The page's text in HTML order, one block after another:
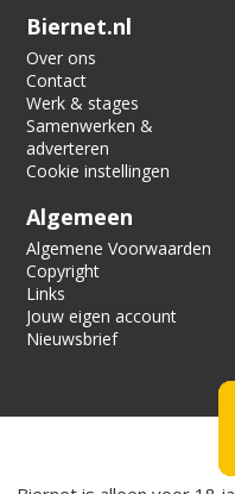
Verification code:
Biernet.nl
Over ons
Contact
Werk & stages
Samenwerken &
adverteren
Cookie instellingen
Algemeen
Algemene Voorwaarden
Copyright
Links
Jouw eigen account
Nieuwsbrief